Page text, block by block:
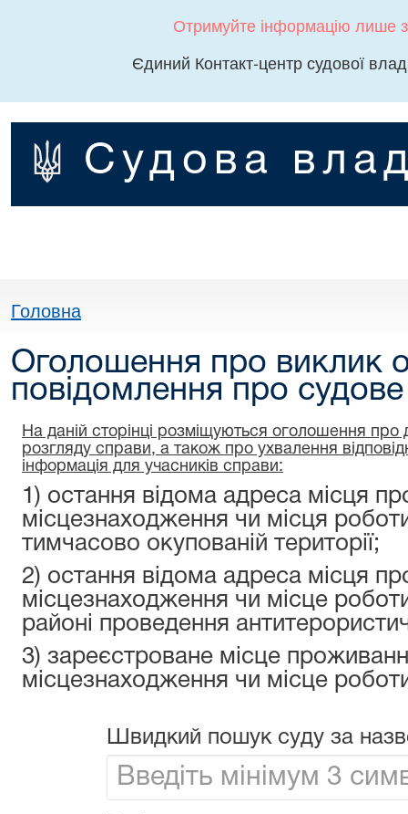
Отримуйте інформацію лише
Єдиний Контакт-центр судової
Судова
Головна
Оголошення про виклик
повідомлення про
На даній сторінці розміщуються оголошення про
розгляду справи, а також про ухвалення
інформація для учасників справи:
1) остання відома адреса місця
місцезнаходження чи місця
тимчасово окупованій території;
2) остання відома адреса місця
місцезнаходження чи місце
районі проведення
3) зареєстроване місце
місцезнаходження чи місце
Швидкий пошук суду за